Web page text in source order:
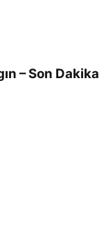
– Son Dakika